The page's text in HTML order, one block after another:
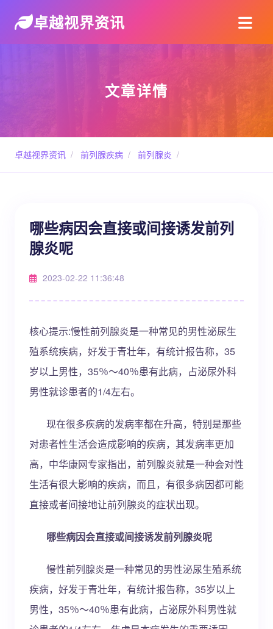
卓越视界资讯
文章详情
卓越视界资讯 / 前列腺疾病 / 前列腺炎 /
哪些病因会直接或间接诱发前列
腺炎呢
2023-02-22 11:36:48
核心提示:慢性前列腺炎是一种常见的男性泌尿生
殖系统疾病，好发于青壮年，有统计报告称，35
岁以上男性，35％～40％患有此病，占泌尿外科
男性就诊患者的1/4左右。
现在很多疾病的发病率都在升高，特别是那些
对患者性生活会造成影响的疾病，其发病率更加
高，中华康网专家指出，前列腺炎就是一种会对性
生活有很大影响的疾病，而且，有很多病因都可能
直接或者间接地让前列腺炎的症状出现。
哪些病因会直接或间接诱发前列腺炎呢
慢性前列腺炎是一种常见的男性泌尿生殖系统
疾病，好发于青壮年，有统计报告称，35岁以上
男性，35％～40％患有此病，占泌尿外科男性就